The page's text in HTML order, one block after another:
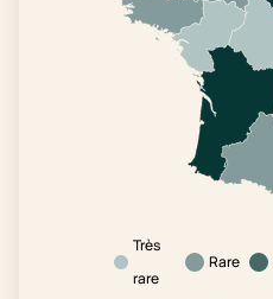
Très
rare
Rare